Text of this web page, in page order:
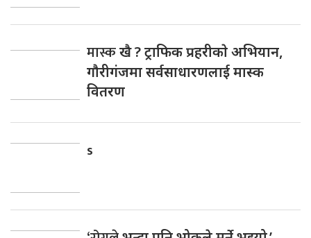
मास्कखै ? ट्राफिक प्रहरीकाे अभियान,
गाैरीगंजमा सर्वसाधारणलाई मास्क
वितरण
s